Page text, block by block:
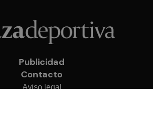
Publicidad
Contacto
Aviso legal